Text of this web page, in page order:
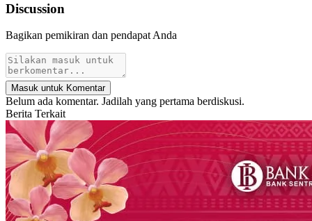
Discussion
Bagikan pemikiran dan pendapat Anda
Masuk untuk Komentar
Belum ada komentar. Jadilah yang pertama berdiskusi.
Berita Terkait